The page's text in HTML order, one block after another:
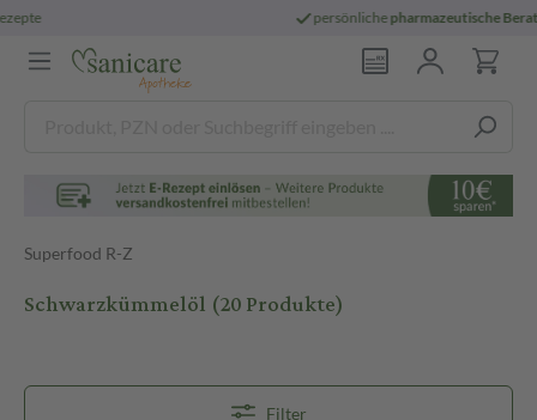
pharmazeutische Beratung
Superfood R-Z
Schwarzkümmelöl (20 Produkte)
Filter